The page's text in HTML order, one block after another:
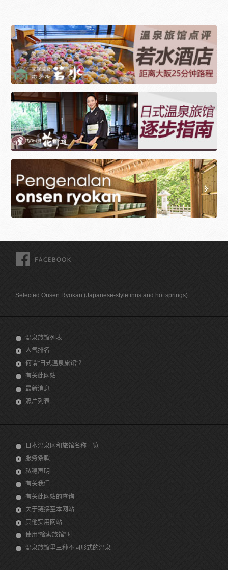
Selected Onsen Ryokan (Japanese-style inns and hot springs)
温泉旅馆列表
人气排名
何谓"日式温泉旅馆"？
有关此网站
最新消息
照片列表
日本温泉区和旅馆名称一览
服务条款
私稳声明
有关我们
有关此网站的查询
关于链接至本网站
其他实用网站
使用“检索旅馆”时
温泉旅馆里三种不同形式的温泉